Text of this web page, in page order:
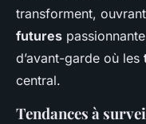
transforment,
futures
d’avant-garde où les
central.
Tendances à